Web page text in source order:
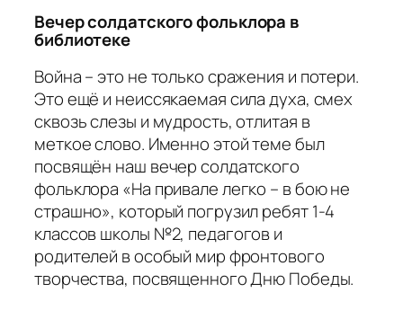
Вечер солдатского фольклора в
библиотеке
Война – это не только сражения и потери.
Это ещё и неиссякаемая сила духа, смех
сквозь слезы и мудрость, отлитая в
меткое слово. Именно этой теме был
посвящён наш вечер солдатского
фольклора «На привале легко – в бою не
страшно», который погрузил ребят 1-4
классов школы №2, педагогов и
родителей в особый мир фронтового
творчества, посвященного Дню Победы.